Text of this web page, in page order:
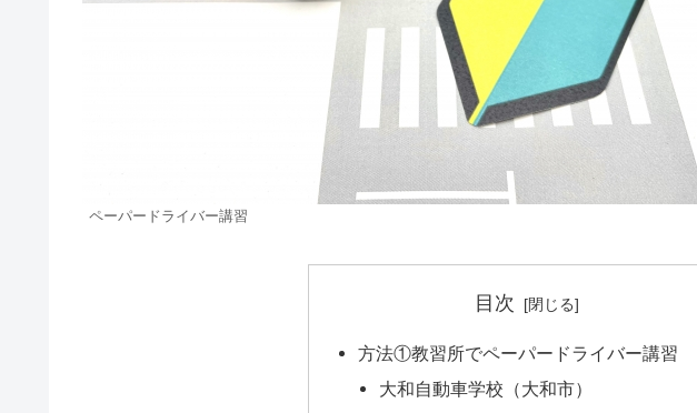
ペーパードライバー講習
目次
方法①教習所でペーパードライバー講習
大和自動車学校（大和市）